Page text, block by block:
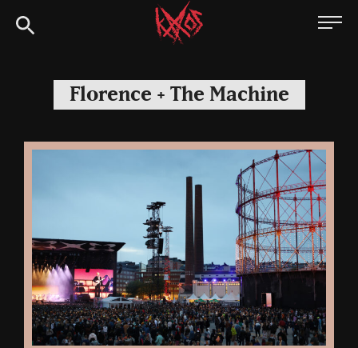
Siirry
suoraan
Kaaoszine
Florence + The Machine